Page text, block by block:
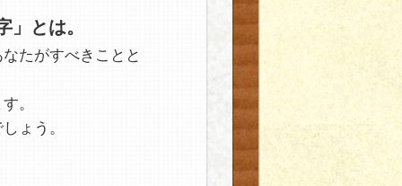
とは。
たがすべきことと
。
ょう。